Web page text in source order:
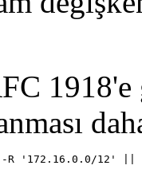
'172.16.0.0/12' ||